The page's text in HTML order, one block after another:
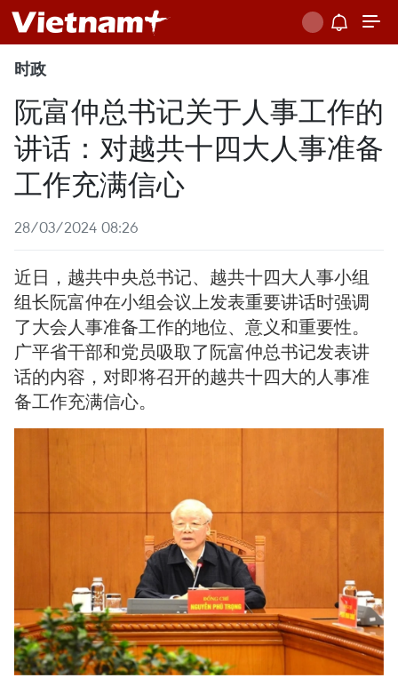
时政
阮富仲总书记关于人事工作的
讲话：对越共十四大人事准备
工作充满信心
28/03/2024 08:26
近日，越共中央总书记、越共十四大人事小组
组长阮富仲在小组会议上发表重要讲话时强调
了大会人事准备工作的地位、意义和重要性。
广平省干部和党员吸取了阮富仲总书记发表讲
话的内容，对即将召开的越共十四大的人事准
备工作充满信心。